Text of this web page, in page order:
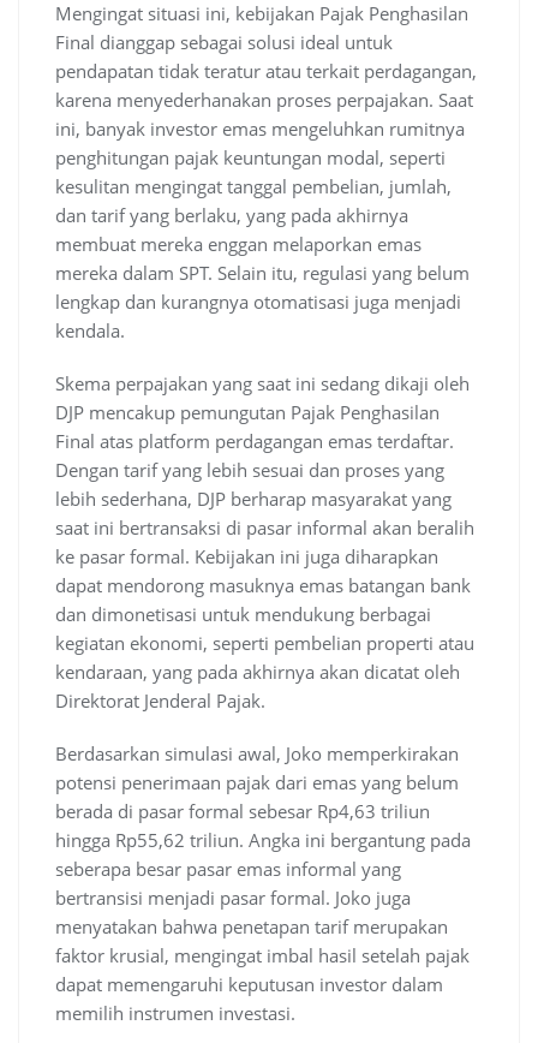
Mengingat situasi ini, kebijakan Pajak Penghasilan
Final dianggap sebagai solusi ideal untuk
pendapatan tidak teratur atau terkait perdagangan,
karena menyederhanakan proses perpajakan. Saat
ini, banyak investor emas mengeluhkan rumitnya
penghitungan pajak keuntungan modal, seperti
kesulitan mengingat tanggal pembelian, jumlah,
dan tarif yang berlaku, yang pada akhirnya
membuat mereka enggan melaporkan emas
mereka dalam SPT. Selain itu, regulasi yang belum
lengkap dan kurangnya otomatisasi juga menjadi
kendala.
Skema perpajakan yang saat ini sedang dikaji oleh
DJP mencakup pemungutan Pajak Penghasilan
Final atas platform perdagangan emas terdaftar.
Dengan tarif yang lebih sesuai dan proses yang
lebih sederhana, DJP berharap masyarakat yang
saat ini bertransaksi di pasar informal akan beralih
ke pasar formal. Kebijakan ini juga diharapkan
dapat mendorong masuknya emas batangan bank
dan dimonetisasi untuk mendukung berbagai
kegiatan ekonomi, seperti pembelian properti atau
kendaraan, yang pada akhirnya akan dicatat oleh
Direktorat Jenderal Pajak.
Berdasarkan simulasi awal, Joko memperkirakan
potensi penerimaan pajak dari emas yang belum
berada di pasar formal sebesar Rp4,63 triliun
hingga Rp55,62 triliun. Angka ini bergantung pada
seberapa besar pasar emas informal yang
bertransisi menjadi pasar formal. Joko juga
menyatakan bahwa penetapan tarif merupakan
faktor krusial, mengingat imbal hasil setelah pajak
dapat memengaruhi keputusan investor dalam
memilih instrumen investasi.